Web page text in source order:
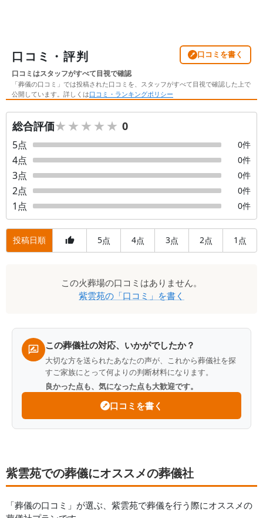
口コミ・評判 口コミを書く
口コミはスタッフがすべて目視で確認
「葬儀の口コミ」では投稿された口コミを、スタッフがすべて目視で確認した上で
公開しています。詳しくは口コミ・ランキングポリシー
総合評価★★★★★
★★★★★ 0
5点 0件
4点 0件
3点 0件
2点 0件
1 点 0件
投稿日順 5点 4点 3点 2点 1 点
この火葬場の口コミはありません。
紫雲苑の「口コミ」を書く
この葬儀社の対応、いかがでしたか？
大切な方を送られたあなたの声が、これから葬儀社を探
すご家族にとって何よりの判断材料になります。
良かった点も、気になった点も大歓迎です。
口コミを書く
紫雲苑での葬儀にオススメの葬儀社
「葬儀の口コミ」が選ぶ、 紫雲苑で葬儀を行う際にオススメの